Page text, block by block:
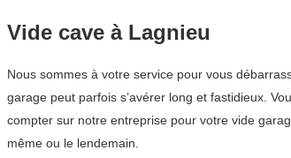
Vide cave à Lagnieu
Nous sommes à votre service pour vous
garage peut parfois s’avérer long et fastidieux.
compter sur notre entreprise pour votre vide
même ou le lendemain.